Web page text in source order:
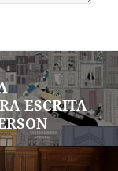
ESCRITA